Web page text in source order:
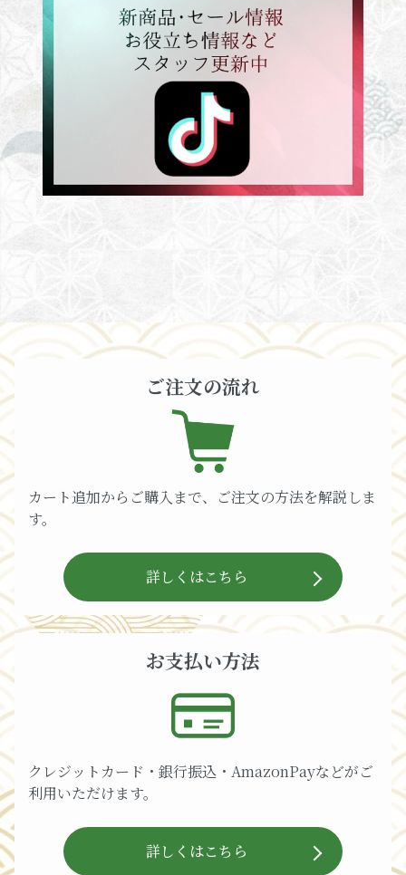
ご注文の流れ
カート追加からご購入まで、ご注文の方法を解説しま
す。
詳しくはこちら
お支払い方法
クレジットカード・銀行振込・AmazonPayなどがご
利用いただけます。
詳しくはこちら